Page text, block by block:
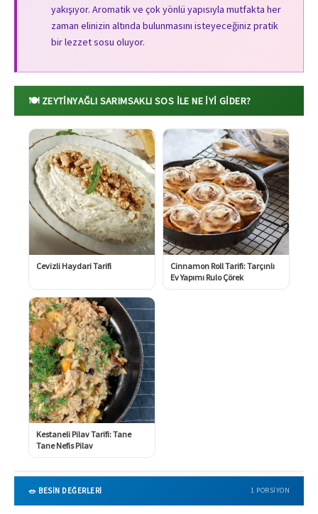
yakışıyor. Aromatik ve çok yönlü yapısıyla mutfakta her
zaman elinizin altında bulunmasını isteyeceğiniz pratik
bir lezzet sosu oluyor.
🍽️ ZEYTINYAĞLI SARIMSAKLI SOS ILE NE İYI GIDER?
Cevizli Haydari Tarifi
Cinnamon Roll Tarifi: Tarçınlı
Ev Yapımı Rulo Çörek
Kestaneli Pilav Tarifi: Tane
Tane Nefis Pilav
🥗 BESİN DEĞERLERİ 1 PORSIYON